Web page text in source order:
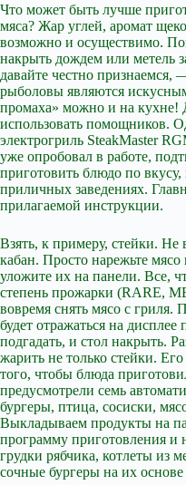
Что может быть лучше
мяса? Жар углей, аромат
возможно и осуществимо.
накрыть дождем или метель
давайте честно признаемся,
рыболовы являются
промаха» можно и на
использовать помощников.
электрогриль SteakMaster
уже опробовал в работе,
приготовить блюдо по
приличных заведениях.
прилагаемой инструкции.
Взять, к примеру, стейки. Не
кабан. Просто нарежьте
уложите их на панели. Все,
степень прожарки (RARE,
вовремя снять мясо с гриля.
будет отражаться на
подгадать, и стол накрыть.
жарить не только стейки.
того, чтобы блюда
предусмотрели семь
бургеры, птица, сосиски,
Выкладываем продукты на
программу приготовления
грудки рябчика, котлеты из
сочные бургеры на их